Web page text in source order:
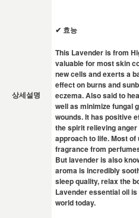
상세설명
✔ 효능
This Lavender is from
valuable for most skin
new cells and exerts a
effect on burns and
eczema. Also said to
well as minimize fungal
wounds. It has positive
the spirit relieving
approach to life. Most of
fragrance from
But lavender is also
aroma is incredibly
sleep quality, relax the
Lavender essential oil
world today.